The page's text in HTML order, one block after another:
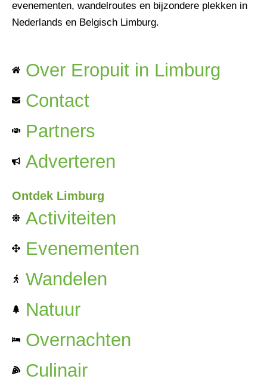
evenementen, wandelroutes en bijzondere plekken in
Nederlands en Belgisch Limburg.
Over Eropuit in Limburg
Contact
Partners
Adverteren
Ontdek Limburg
Activiteiten
Evenementen
Wandelen
Natuur
Overnachten
Culinair